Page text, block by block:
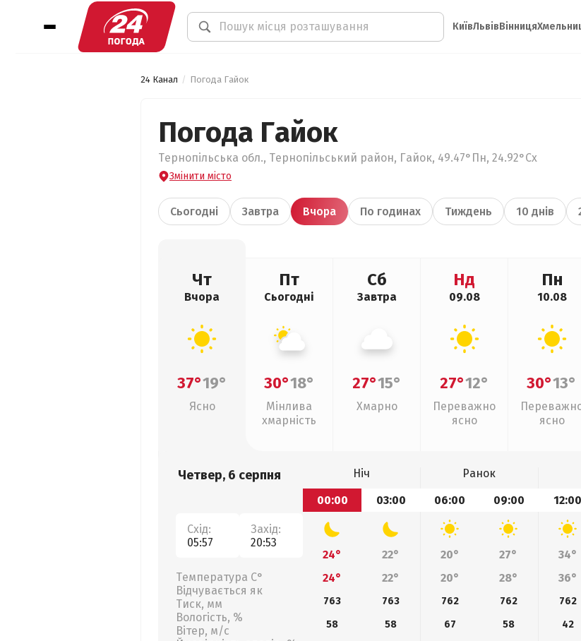
КиївЛьвівВінниця
24 Канал Погода Гайок
Погода Гайок
Тернопільська обл., Тернопільський район, Гайок, 49.47°Пн, 24.92°Сх
Змінити місто
Сьогодні Завтра Вчора По годинах Тиждень 10 днів
Чт
Вчора
37°19°
Ясно
Пт
Сьогодні
30°18°
Мінлива
хмарність
Сб
Завтра
27°15°
Хмарно
Нд
09.08
27°12°
Переважно
ясно
Пн
10.08
30°13°
ясно
Четвер, 6 серпня
Схід:
05:57
Захід:
20:53
Температура С°
Відчувається як
Тиск, мм
Вологість, %
Вітер, м/с
Ніч Ранок
00:00
03:00 06:00 09:00 12:00
24° 22° 20° 27° 34°
24°
22° 20° 28° 36°
763 763 762 762 762
58
58 67 58 42